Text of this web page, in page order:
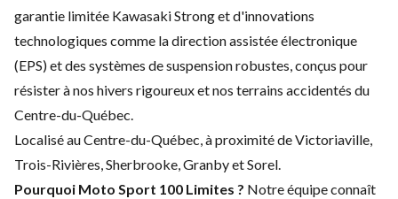
garantie limitée Kawasaki Strong et d'innovations
technologiques comme la direction assistée électronique
(EPS) et des systèmes de suspension robustes, conçus pour
résister à nos hivers rigoureux et nos terrains accidentés du
Centre-du-Québec.
Localisé au Centre-du-Québec, à proximité de Victoriaville,
Trois-Rivières, Sherbrooke, Granby et Sorel.
Pourquoi Moto Sport 100 Limites ? Notre équipe connaît